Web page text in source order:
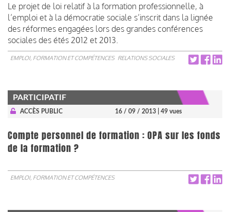
Le projet de loi relatif à la formation professionnelle, à
l’emploi et à la démocratie sociale s’inscrit dans la lignée
des réformes engagées lors des grandes conférences
sociales des étés 2012 et 2013.
EMPLOI, FORMATION ET COMPÉTENCES RELATIONS SOCIALES
PARTICIPATIF
ACCÈS PUBLIC 16 / 09 / 2013 | 49 vues
Compte personnel de formation : OPA sur les fonds
de la formation ?
EMPLOI, FORMATION ET COMPÉTENCES